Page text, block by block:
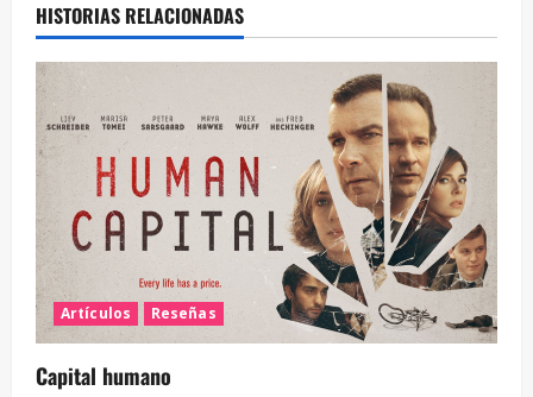
HISTORIAS RELACIONADAS
Artículos Reseñas
Capital humano